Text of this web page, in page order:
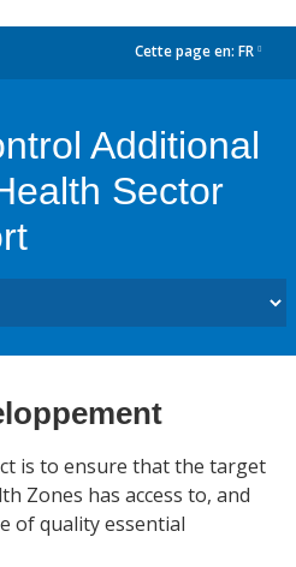
Cette page en: FR
Additional
Sector
is to ensure that the target
Zones has access to, and
of quality essential